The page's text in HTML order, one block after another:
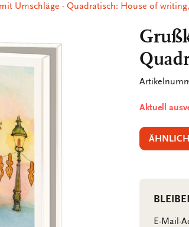
Umschläge - Quadratisch: House of
Aktuell
E-Mail-